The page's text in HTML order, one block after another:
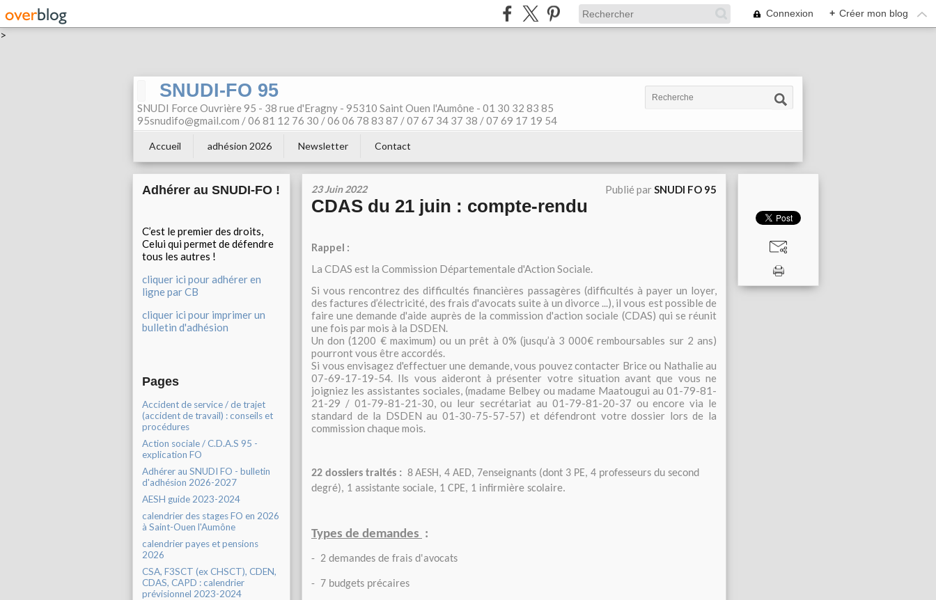
>
Connexion + Créer mon blog
SNUDI-FO 95
SNUDI Force Ouvrière 95 - 38 rue d'Eragny - 95310 Saint Ouen l'Aumône - 01 30 32 83 85
95snudifo@gmail.com / 06 81 12 76 30 / 06 06 78 83 87 / 07 67 34 37 38 / 07 69 17 19 54
Accueil adhésion 2026 Newsletter Contact
Adhérer au SNUDI-FO !
C’est le premier des droits,
Celui qui permet de défendre
tous les autres !
cliquer ici pour adhérer en
ligne par CB
cliquer ici pour imprimer un
bulletin d'adhésion
Pages
Accident de service / de trajet
(accident de travail) : conseils et
procédures
Action sociale / C.D.A.S 95 -
explication FO
Adhérer au SNUDI FO - bulletin
d'adhésion 2026-2027
AESH guide 2023-2024
calendrier des stages FO en 2026
à Saint-Ouen l'Aumône
calendrier payes et pensions
2026
CSA, F3SCT (ex CHSCT), CDEN,
CDAS, CAPD : calendrier
prévisionnel 2023-2024
23 Juin 2022 Publié parSNUDI FO 95
CDAS du 21 juin : compte-rendu
Rappel :
La CDAS est la Commission Départementale d'Action Sociale.
Si vous rencontrez des difficultés financières passagères (difficultés à payer un loyer,
des factures d’électricité, des frais d'avocats suite à un divorce ...), il vous est possible de
faire une demande d'aide auprès de la commission d'action sociale (CDAS) qui se réunit
une fois par mois à la DSDEN.
Un don (1200 € maximum) ou un prêt à 0% (jusqu’à 3 000€ remboursables sur 2 ans)
pourront vous être accordés.
Si vous envisagez d'effectuer une demande, vous pouvez contacter Brice ou Nathalie au
07-69-17-19-54. Ils vous aideront à présenter votre situation avant que vous ne
joigniez les assistantes sociales, (madame Belbey ou madame Maatougui au 01-79-81-
21-29 / 01-79-81-21-30, ou leur secrétariat au 01-79-81-20-37 ou encore via le
standard de la DSDEN au 01-30-75-57-57) et défendront votre dossier lors de la
commission chaque mois.
22 dossiers traités : 8AESH, 4 AED, 7enseignants (dont 3 PE, 4 professeurs du second
degré), 1 assistante sociale, 1 CPE, 1 infirmière scolaire.
Types de demandes :
- 2 demandes de frais d'avocats
- 7 budgets précaires